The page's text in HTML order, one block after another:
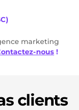
marketing
nous !
clients